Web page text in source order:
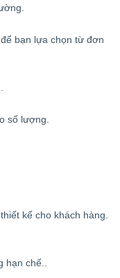
bạn lựa chọn từ đơn
số lượng.
kế cho khách hàng.
chế..